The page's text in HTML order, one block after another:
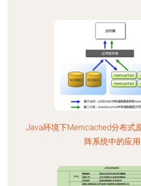
Java环境下Memcached分布式
阵系统中的应用